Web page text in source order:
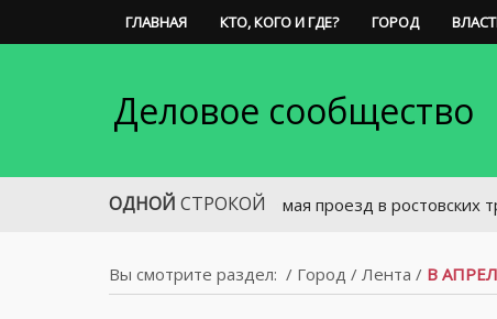
ГЛАВНАЯ КТО, КОГО И ГДЕ? ГОРОД
Деловое сообщество
ОДНОЙ СТРОКОЙ
9 мая проезд в ростовских
Вы смотрите раздел: / Город / Лента / В